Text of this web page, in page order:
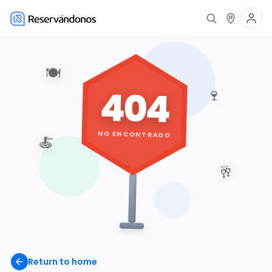
Return to home
🍽️
🍷
🥂
🍝
404
NO ENCONTRADO